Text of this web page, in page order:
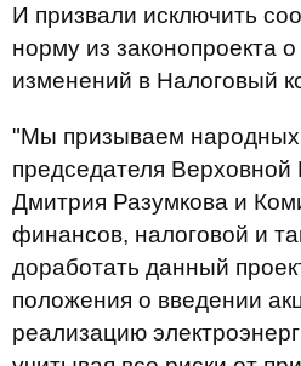
И призвали исключить
норму из законопроекта
изменений в Налоговый
"Мы призываем народных
председателя
Дмитрия Разумкова и
финансов, налоговой и
доработать данный
положения о введении
реализацию